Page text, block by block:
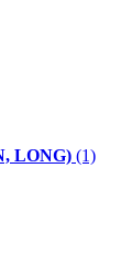
LONG) (1)